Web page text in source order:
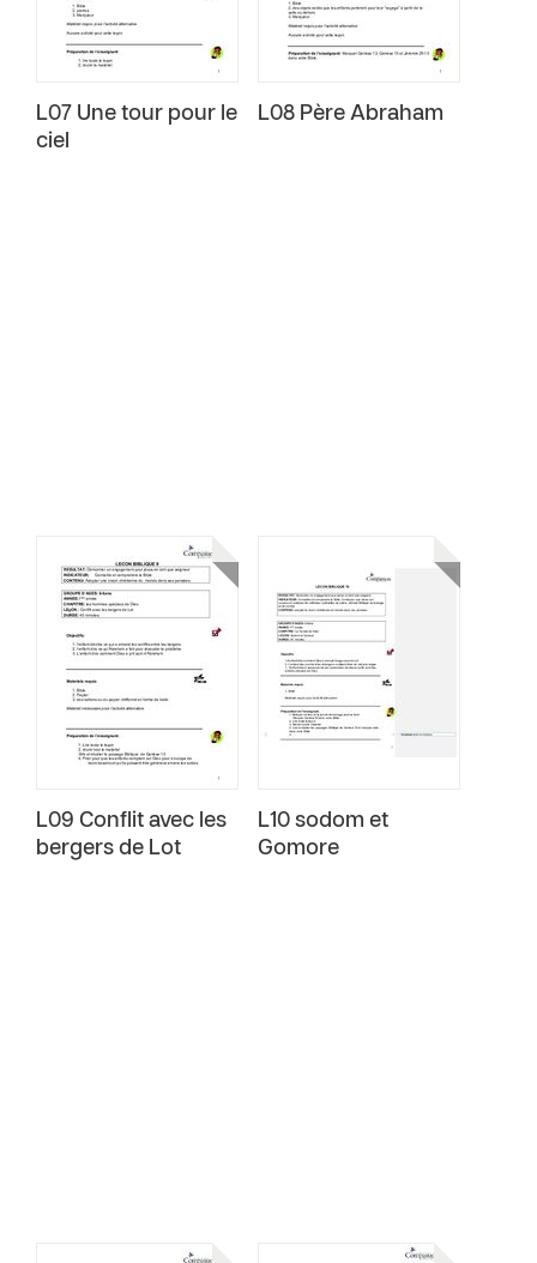
L07 Une tour pour le
ciel
L08 Père Abraham
L09 Conflit avec les
bergers de Lot
L10 sodom et
Gomore